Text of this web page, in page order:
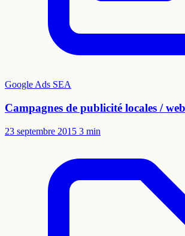
Google Ads SEA
Campagnes de publicité locales /
23 septembre 2015 3 min